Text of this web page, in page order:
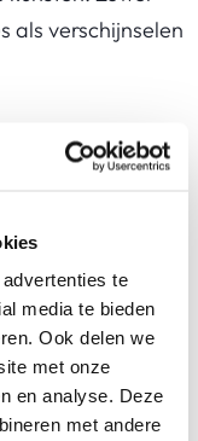
te
media te bieden
Ook delen we
met onze
en analyse. Deze
met andere
als verschijnselen
deze 2e
volgen.
SKVR?